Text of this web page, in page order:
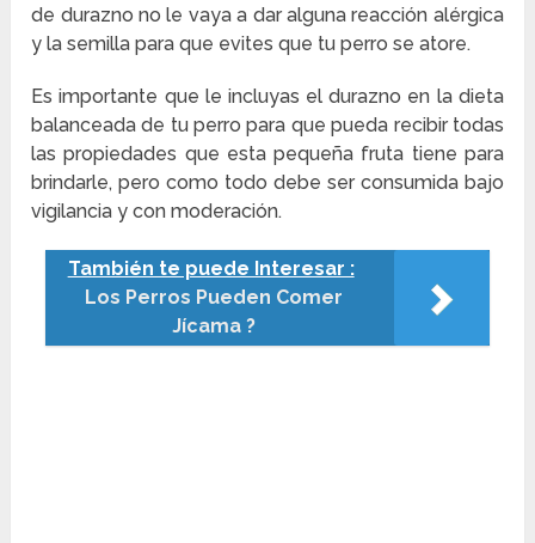
de durazno no le vaya a dar alguna reacción alérgica
y la semilla para que evites que tu perro se atore.
Es importante que le incluyas el durazno en la dieta
balanceada de tu perro para que pueda recibir todas
las propiedades que esta pequeña fruta tiene para
brindarle, pero como todo debe ser consumida bajo
vigilancia y con moderación.
También te puede Interesar :
Los Perros Pueden Comer
Jícama ?